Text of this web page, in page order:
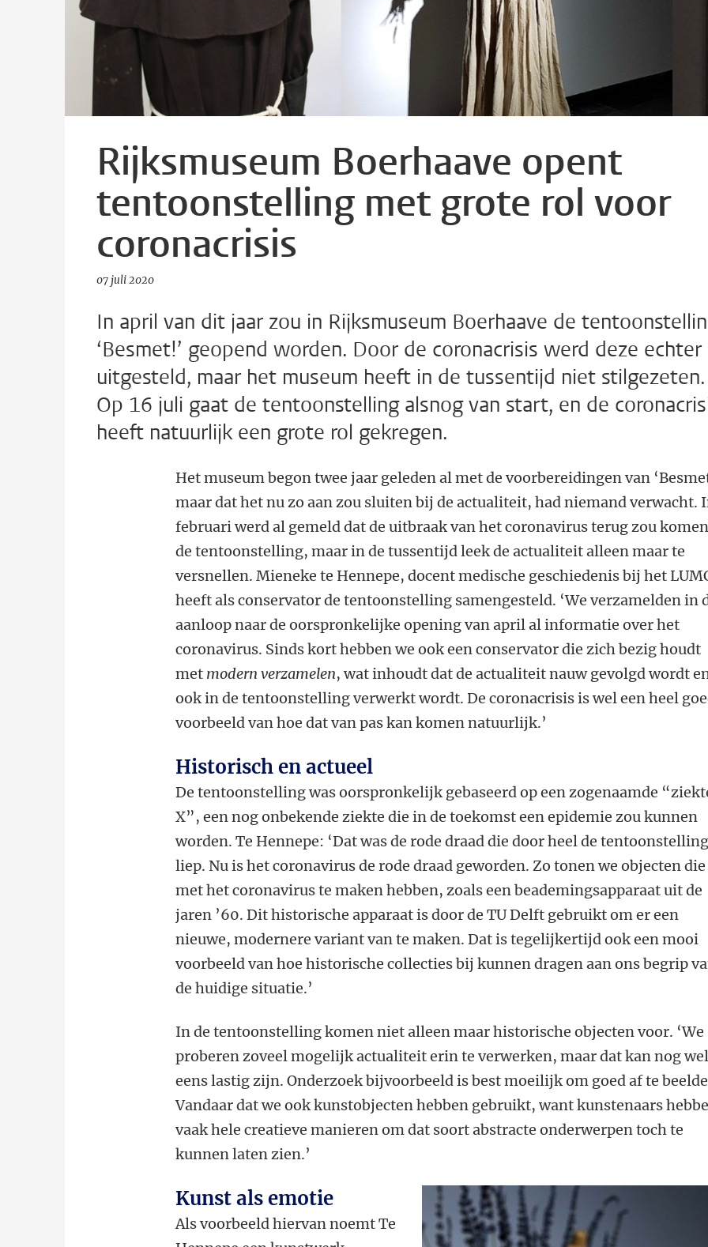
Rijksmuseum Boerhaave opent
tentoonstelling met grote rol voor
coronacrisis
07 juli 2020
In april van dit jaar zou in Rijksmuseum Boerhaave de
‘Besmet!’ geopend worden. Door de coronacrisis werd deze echter
uitgesteld, maar het museum heeft in de tussentijd niet stilgezeten.
Op 16 juli gaat de tentoonstelling alsnog van start, en de
heeft natuurlijk een grote rol gekregen.
Het museum begon twee jaar geleden al met de voorbereidingen van
maar dat het nu zo aan zou sluiten bij de actualiteit, had niemand verwacht.
februari werd al gemeld dat de uitbraak van het coronavirus terug zou
de tentoonstelling, maar in de tussentijd leek de actualiteit alleen maar te
versnellen. Mieneke te Hennepe, docent medische geschiedenis bij het
heeft als conservator de tentoonstelling samengesteld. ‘We verzamelden in
aanloop naar de oorspronkelijke opening van april al informatie over het
coronavirus. Sinds kort hebben we ook een conservator die zich bezig houdt
met modern verzamelen, wat inhoudt dat de actualiteit nauw gevolgd wordt
ook in de tentoonstelling verwerkt wordt. De coronacrisis is wel een heel
voorbeeld van hoe dat van pas kan komen natuurlijk.’
Historisch en actueel
De tentoonstelling was oorspronkelijk gebaseerd op een zogenaamde
X”, een nog onbekende ziekte die in de toekomst een epidemie zou kunnen
worden. Te Hennepe: ‘Dat was de rode draad die door heel de
liep. Nu is het coronavirus de rode draad geworden. Zo tonen we objecten die
met het coronavirus te maken hebben, zoals een beademingsapparaat uit de
jaren ’60. Dit historische apparaat is door de TU Delft gebruikt om er een
nieuwe, modernere variant van te maken. Dat is tegelijkertijd ook een mooi
voorbeeld van hoe historische collecties bij kunnen dragen aan ons begrip
de huidige situatie.’
In de tentoonstelling komen niet alleen maar historische objecten voor. ‘We
proberen zoveel mogelijk actualiteit erin te verwerken, maar dat kan nog
eens lastig zijn. Onderzoek bijvoorbeeld is best moeilijk om goed af te
Vandaar dat we ook kunstobjecten hebben gebruikt, want kunstenaars
vaak hele creatieve manieren om dat soort abstracte onderwerpen toch te
kunnen laten zien.’
Kunst als emotie
Als voorbeeld hiervan noemt Te